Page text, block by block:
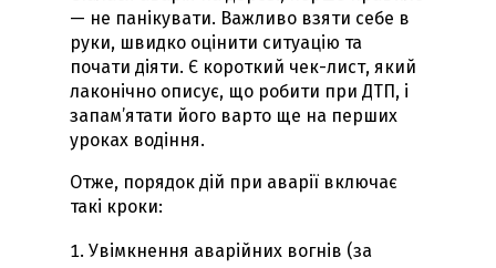
— не панікувати. Важливо взяти себе в
руки, швидко оцінити ситуацію та
почати діяти. Є короткий чек-лист, який
лаконічно описує, що робити при ДТП, і
запам’ятати його варто ще на перших
уроках водіння.
Отже, порядок дій при аварії включає
такі кроки:
Увімкнення аварійних вогнів (за